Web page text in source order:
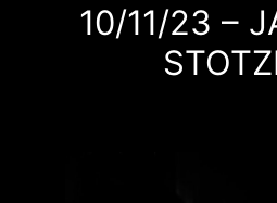
10/11/23 –